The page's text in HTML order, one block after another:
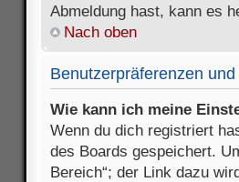
Abmeldung hast, kann es
Nach oben
Benutzerpräferenzen
Wie kann ich meine
Wenn du dich registriert
des Boards gespeichert.
Bereich“; der Link dazu